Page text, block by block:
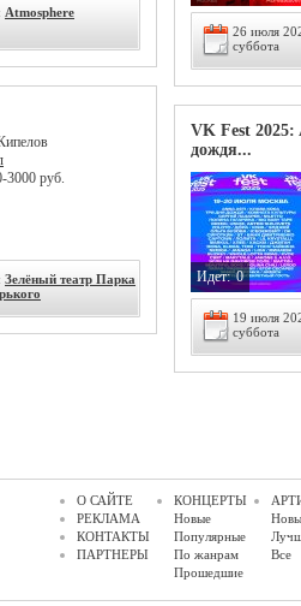
Atmosphere
26 июля
суббота
3000 руб.
Зелёный театр Парка
VK Fest
дождя...
Идет: 0
19 июля
суббота
О САЙТЕ
РЕКЛАМА
КОНТАКТЫ
ПАРТНЕРЫ
КОНЦЕРТЫ
Новые
Популярные
По жанрам
Прошедшие
Все